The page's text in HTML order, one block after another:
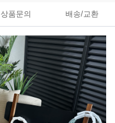
상품문의 배송/교환